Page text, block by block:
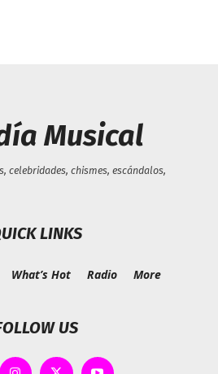
Musical
celebridades, chismes, escándalos,
LINKS
What’s Hot Radio More
US